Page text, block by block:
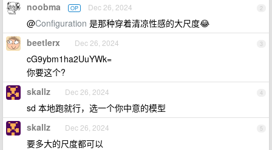
2
noobma OP Dec 26, 2024
@Configuration 是那种穿着清凉性感的大尺度😂
3
beetlerx Dec 26, 2024
cG9ybm1ha2UuYWk=
你要这个?
4
skallz Dec 26, 2024
sd 本地跑就行，选一个你中意的模型
5
skallz Dec 26, 2024
要多大的尺度都可以